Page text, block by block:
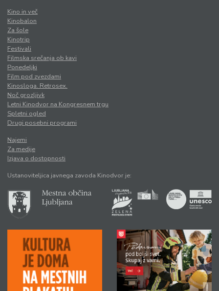
Kino in več
Kinobalon
Za šole
Kinotrip
Festivali
Filmska srečanja ob kavi
Ponedeljki
Film pod zvezdami
Kinosloga. Retrosex.
Noč grozljivk
Letni Kinodvor na Kongresnem trgu
Spletni ogled
Drugi posebni programi
Najemi
Za medije
Izjava o dostopnosti
Ustanoviteljica javnega zavoda Kinodvor je: